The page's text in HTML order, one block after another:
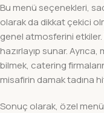
Bu menü seçenekleri,
olarak da dikkat çekici
genel atmosferini
hazırlayıp sunar.
bilmek, catering
misafirin damak tadına
Sonuç olarak, özel